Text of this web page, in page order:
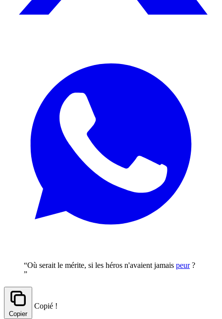
“Où serait le mérite, si les héros n'avaient jamais peur?
”
Copier
Copié !